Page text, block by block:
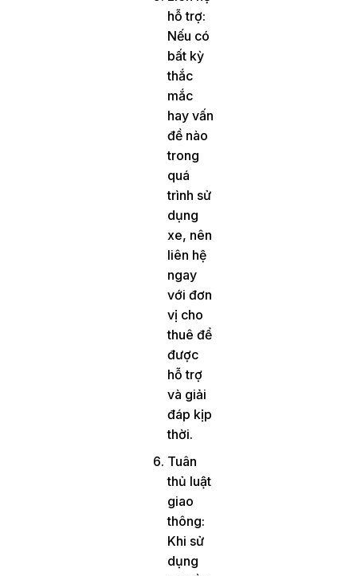
hỗ trợ:
Nếu có
bất kỳ
thắc
mắc
hay vấn
đề nào
trong
quá
trình sử
dụng
xe, nên
liên hệ
ngay
với đơn
vị cho
thuê để
được
hỗ trợ
và giải
đáp kịp
thời.
Tuân
thủ luật
giao
thông:
Khi sử
dụng